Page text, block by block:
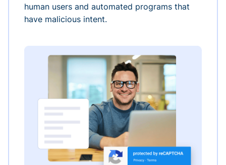
human users and automated programs that
have malicious intent.